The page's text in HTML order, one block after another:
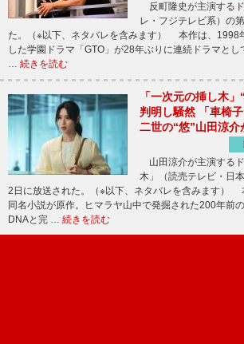
反町隆史が主演する
レ・フジテレビ系）の
た。（※以下、ネタバレを含みます） 本作は、1998
した学園ドラマ「GTO」が28年ぶりに連続ドラマとし
… 続きを読む
「一次元の挿し木
判明し騒然 「車椅
二世の“悠”山田涼介
山田涼介が主演する
木」（読売テレビ・日
2日に放送された。（※以下、ネタバレを含みます）
同名小説が原作。ヒマラヤ山中で発掘された200年前
DNAと完 … 続きを読む